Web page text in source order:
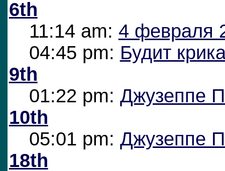
6th
11:14 am: 4 февраля
04:45 pm: Будит
9th
01:22 pm: Джузеппе
10th
05:01 pm: Джузеппе
18th